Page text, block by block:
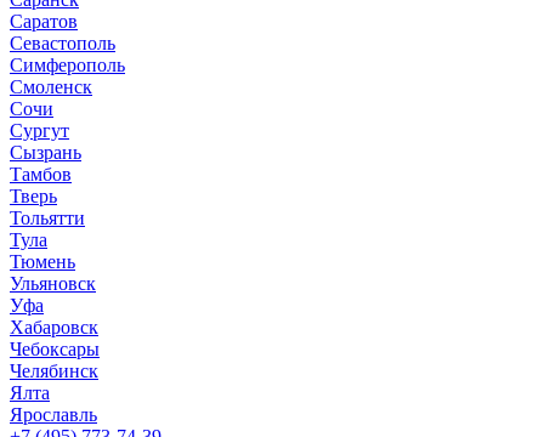
Саратов
Севастополь
Симферополь
Смоленск
Сочи
Сургут
Сызрань
Тамбов
Тверь
Тольятти
Тула
Тюмень
Ульяновск
Уфа
Хабаровск
Чебоксары
Челябинск
Ялта
Ярославль